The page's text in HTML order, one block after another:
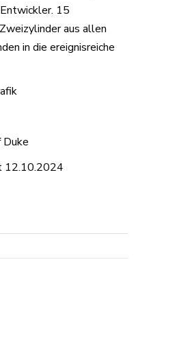
15
aus allen
in die ereignisreiche
Duke
12.10.2024